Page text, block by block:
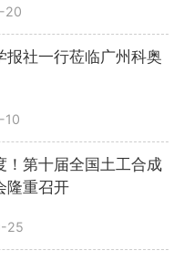
20
报社一行莅临广州科奥
10
！第十届全国土工合成
隆重召开
25